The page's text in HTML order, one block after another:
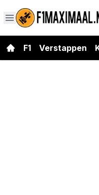
F1 Verstappen